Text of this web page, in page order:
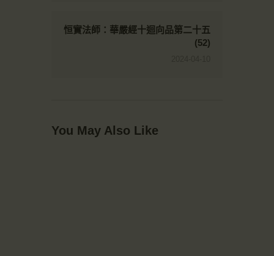
恒實法師：華嚴經十迴向品第二十五
(52)
You May Also Like